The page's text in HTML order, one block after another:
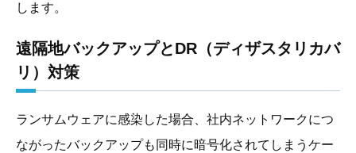
します。
遠隔地バックアップとDR（ディザスタリカバ
リ）対策
ランサムウェアに感染した場合、社内ネットワークにつ
ながったバックアップも同時に暗号化されてしまうケー